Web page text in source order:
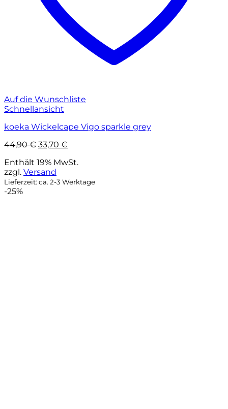
Auf die Wunschliste
Schnellansicht
koeka Wickelcape Vigo sparkle grey
44,90€ Ursprünglicher
war:
44,90 €
33,70 €
ist:
Enthält 19% MwSt.
zzgl. Versand
Lieferzeit: ca. 2-3 Werktage
-25%